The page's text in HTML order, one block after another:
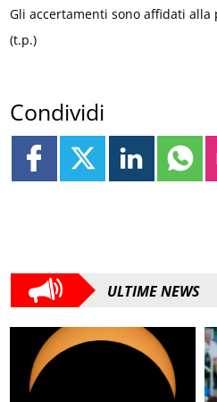
Gli accertamenti sono affidati alla
(t.p.)
Condividi
ULTIME NEWS